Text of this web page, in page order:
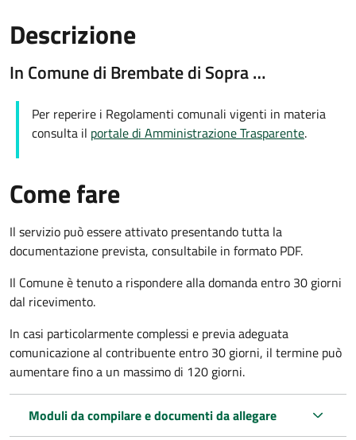
Descrizione
In Comune di Brembate di Sopra …
Per reperire i Regolamenti comunali vigenti in materia
consulta il portale di Amministrazione Trasparente.
Come fare
Il servizio può essere attivato presentando tutta la
documentazione prevista, consultabile in formato PDF.
Il Comune è tenuto a rispondere alla domanda entro 30 giorni
dal ricevimento.
In casi particolarmente complessi e previa adeguata
comunicazione al contribuente entro 30 giorni, il termine può
aumentare fino a un massimo di 120 giorni.
Moduli da compilare e documenti da allegare